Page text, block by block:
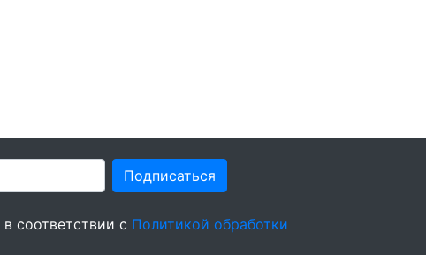
Подписаться
в соответствии с Политикой обработки